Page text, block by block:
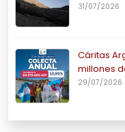
31/07/2026
Cáritas
millones
29/07/2026